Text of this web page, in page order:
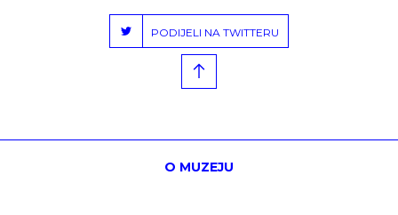
PODIJELI NA TWITTERU
O MUZEJU